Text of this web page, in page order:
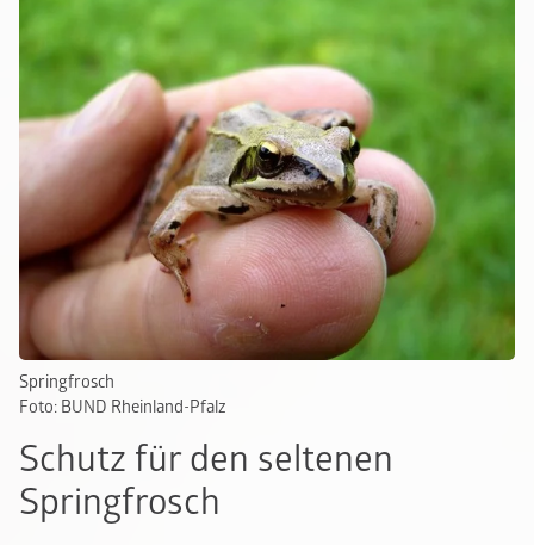
Springfrosch
Foto: BUND Rheinland-Pfalz
Schutz für den seltenen
Springfrosch